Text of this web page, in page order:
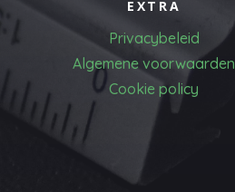
EXTRA
Privacybeleid
Algemene voorwaarden
Cookie policy